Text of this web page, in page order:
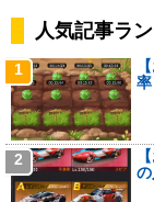
人気記事ラ
1
2